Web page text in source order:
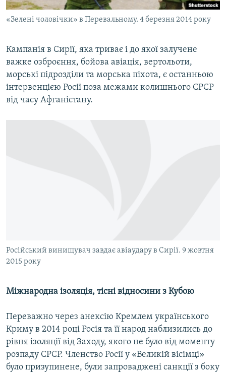
«Зелені чоловічки» в Перевальному. 4 березня 2014 року
Кампанія в Сирії, яка триває і до якої залучене
важке озброєння, бойова авіація, вертольоти,
морські підрозділи та морська піхота, є останньою
інтервенцією Росії поза межами колишнього СРСР
від часу Афганістану.
Російський винищувач завдає авіаудару в Сирії. 9 жовтня
2015 року
Міжнародна ізоляція, тісні відносини з Кубою
Переважно через анексію Кремлем українського
Криму в 2014 році Росія та її народ наблизились до
рівня ізоляції від Заходу, якого не було від моменту
розпаду СРСР. Членство Росії у «Великій вісімці»
було призупинене, були запроваджені санкції з боку